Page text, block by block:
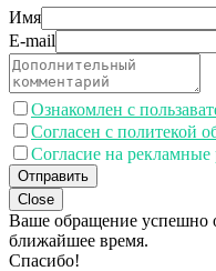
Имя
E-mail
Ознакомлен с
Согласен с политекой
Согласие на рекламные
Отправить
Close
Ваше обращение успешно
ближайшее время.
Спасибо!